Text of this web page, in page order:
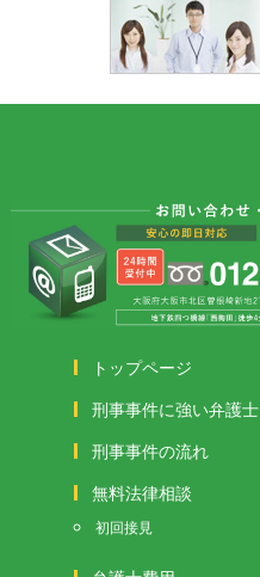
トップページ
刑事事件に強い弁護士
刑事事件の流れ
無料法律相談
初回接見